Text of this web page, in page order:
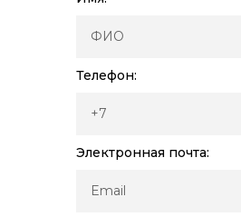
Телефон:
Электронная почта: